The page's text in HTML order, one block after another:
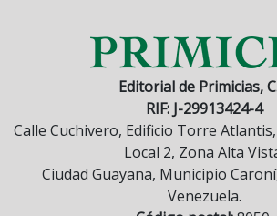
Editorial de Primicias,
RIF: J-29913424-4
Calle Cuchivero, Edificio Torre
Local 2, Zona Alta
Ciudad Guayana, Municipio
Venezuela.